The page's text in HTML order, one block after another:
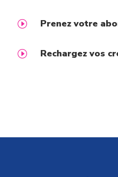
I Prenez votre
I Rechargez vos